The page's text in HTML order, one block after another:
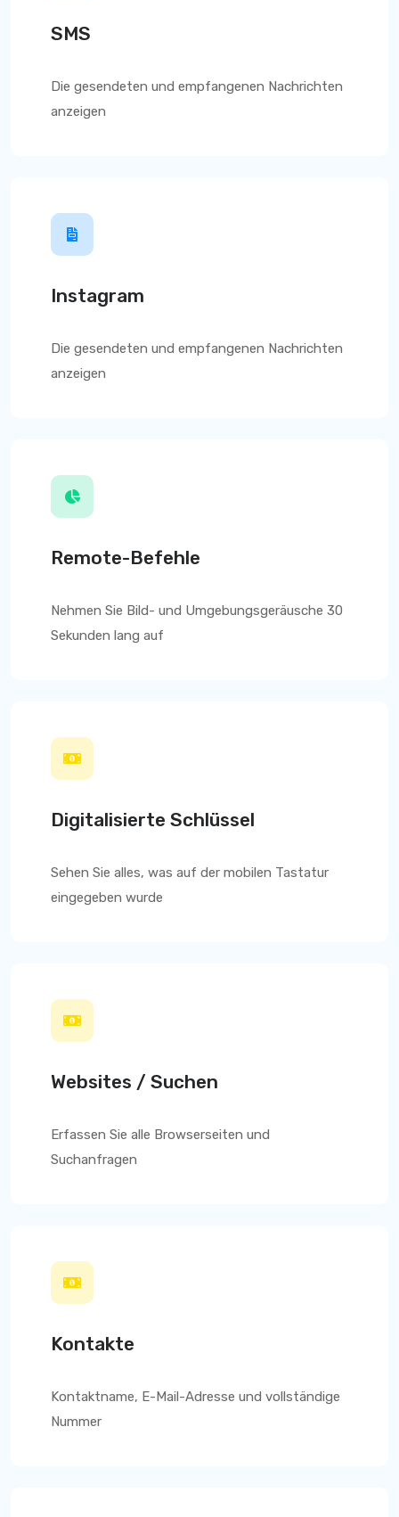
SMS
Die gesendeten und empfangenen Nachrichten
anzeigen
Instagram
Die gesendeten und empfangenen Nachrichten
anzeigen
Remote-Befehle
Nehmen Sie Bild- und Umgebungsgeräusche 30
Sekunden lang auf
Digitalisierte Schlüssel
Sehen Sie alles, was auf der mobilen Tastatur
eingegeben wurde
Websites / Suchen
Erfassen Sie alle Browserseiten und
Suchanfragen
Kontakte
Kontaktname, E-Mail-Adresse und vollständige
Nummer